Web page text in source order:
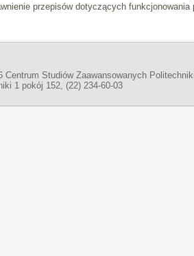
przepisów dotyczących
Centrum Studiów Zaawansowanych
1 pokój 152, (22) 234-60-03